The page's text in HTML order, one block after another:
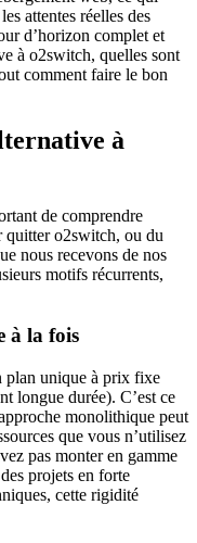
attentes réelles des
d’horizon complet et
à o2switch, quelles sont
comment faire le bon
à
de comprendre
quitter o2switch, ou du
nous recevons de nos
motifs récurrents,
à la fois
plan unique à prix fixe
longue durée). C’est ce
monolithique peut
que vous n’utilisez
pas monter en gamme
projets en forte
cette rigidité